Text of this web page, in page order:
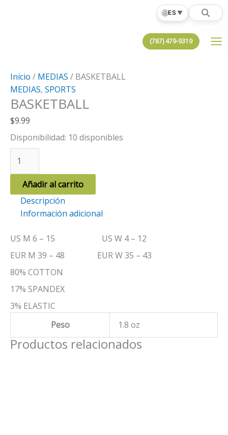
🌐ES▼
(787) 479-9319
Inicio / MEDIAS / BASKETBALL
MEDIAS, SPORTS
BASKETBALL
$9.99
Disponibilidad: 10 disponibles
cantidad
Añadir al carrito
Descripción
Información adicional
US M 6 – 15 US W 4 – 12
EUR M 39 – 48 EUR W 35 – 43
80% COTTON
17% SPANDEX
3% ELASTIC
Peso
1.8 oz
Productos relacionados